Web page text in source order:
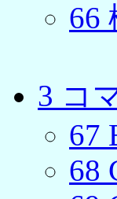
66
3 コ
67
68